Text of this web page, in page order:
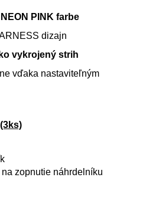
PINK farbe
dizajn
vykrojený strih
vďaka nastaviteľným
zopnutie náhrdelníku